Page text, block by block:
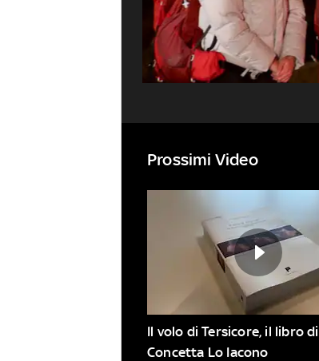
Prossimi Video
Il volo di Tersicore, il libro di
Concetta Lo Iacono